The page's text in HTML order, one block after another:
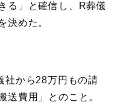
る」と確信し、R葬儀
決めた。
社から28万円もの請
送費用」とのこと。